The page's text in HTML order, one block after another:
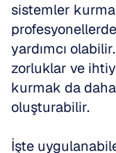
sistemler
yardımcı
zorluklar ve
kurmak da
oluşturabilir.
İşte